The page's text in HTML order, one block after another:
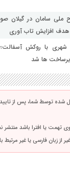
هدف افزایش تاب آوری
شهری با روکش
زیرساخت ها شد
شده توسط شما، پس از
تهمت یا افترا باشد
از زبان فارسی یا غیر